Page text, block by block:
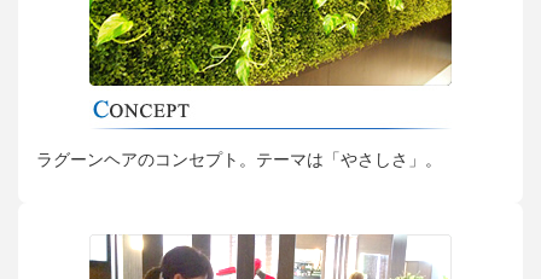
ラグーンヘアのコンセプト。テーマは「やさしさ」。